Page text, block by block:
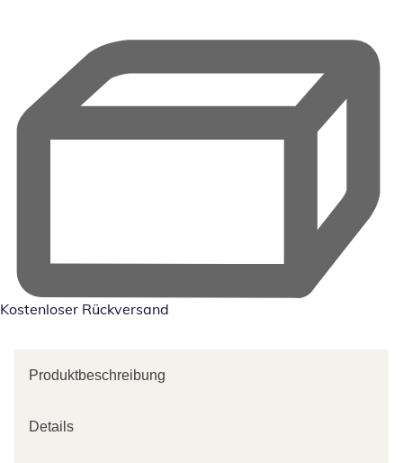
Kostenloser Rückversand
Produktbeschreibung
Details